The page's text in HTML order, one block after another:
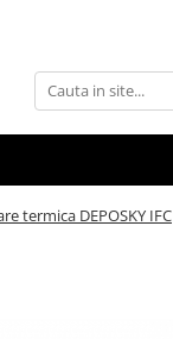
termica DEPOSKY IFC